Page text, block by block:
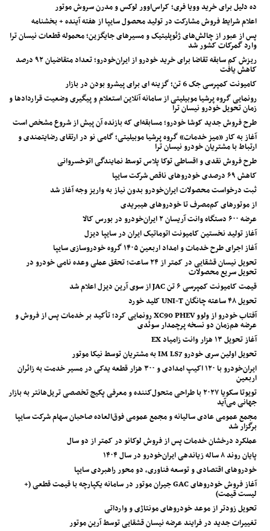
ده دلیل برای خرید وویا فری؛ کراس‌اوور لوکس و مدرن سروش موتور
اعلام شرایط فروش مشارکت در تولید محصول سایپا از هفته آینده + بخشنامه
پس از عبور از چالش‌های ژئوپلیتیک و مسیرهای جایگزین؛ محموله قطعات نیسان ترا
وارد گمرکات کشور شد
ریزش کم‌ سابقه تقاضا برای خرید خودرو از ایران‌خودرو؛ تعداد متقاضیان ۹۲ درصد
کاهش یافت
کامیونت کمپرسی جک 6 تن؛ گزینه ای برای پیشرو بودن در بازار
رونمایی گروه پرشیا موبیلیتی از سامانه آنلاین استعلام و پیگیری وضعیت قراردادها و
زمان تحویل خودرو نیسان ترا
طرح فروش جدید کوشا خودرو؛ مسابقه‌ای که بازنده آن پیش از شروع مشخص است
آغاز به کار «میز خدمات» گروه پرشیا موبیلیتی؛ گامی نو در ارتقای رضایتمندی و
ارتباط با مشتریان خودرو نیسان ترا
طرح فروش نقدی و اقساطی توکا پلاس توسط نمایندگی اتوخسروانی
کاهش ۶۹ درصدی خودروهای ناقص شرکت سایپا
ثبت درخواست محصولات ایران‌خودرو بدون نیاز به واریز وجه آغاز شد
از موتورهای کم‌مصرف تا خودروهای هیبریدی
عرضه ۶۰۰ دستگاه وانت آریسان ۲ ایران‌خودرو در بورس کالا
آغاز تولید نخستین کامیونت اتوماتیک ایران در سایپا دیزل
آغاز اجرای طرح خدمات و امداد اربعین ۱۴۰۵ گروه خودروسازی سایپا
تحویل نیسان قشقایی در کمتر از ۲۴ ساعت؛ تحقق عملی وعده نامی خودرو در
تحویل سریع محصولات
قیمت کامیونت کمپرسی ۶ تن JAC از سوی آرین دیزل اعلام شد
تحویل ۴۸ ساعته چانگان UNI-T کلید خورد
آفتاب خودرو از ولوو XC90 PHEV رونمایی کرد؛ تأکید بر خدمات پس از فروش و
عرضه هم‌زمان دو نسخه پرچمدار سوئدی
آغاز تحویل ۱۳ هزار وانت زامیاد EX
تحویل اولین سری خودرو IM LS7 به مشتریان توسط نیکا موتور
ایران‌خودرو با ۱۲۰ اکیپ امدادی و ۳۰۰ هزار قطعه یدکی در مسیر خدمت به زائران
اربعین
تویوتا سکویا ۲۰۲۷ با طراحی متحول‌کننده و معرفی پکیج تخصصی تریل‌هانتر به بازار
جهانی می‌آید
مجمع عمومی عادی سالیانه و مجمع عمومی فوق‌العاده صاحبان سهام شرکت سایپا
برگزار شد
عملکرد درخشان خدمات پس از فروش لوکانو در کمتر از دو سال
پایان روند ۸ ساله زیاندهی ایران‌خودرو در سال ۱۴۰۴
خودروهای اقتصادی و توسعه فناوری، دو محور راهبردی سایپا
آغاز فروش خودروهای GAC جیران موتور در سامانه یکپارچه با قیمت قطعی (+
لیست قیمت)
تحویل زودتر از موعد خودروهای مونتاژی و وارداتی
تغییرات جدید در فرایند عرضه نیسان قشقایی توسط آرین موتور